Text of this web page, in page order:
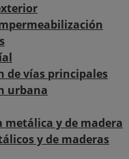
de vías principales
urbana
y de madera
y de maderas